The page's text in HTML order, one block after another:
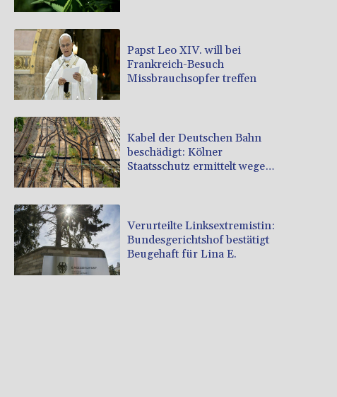
Papst Leo XIV. will bei
Frankreich-Besuch
Missbrauchsopfer treffen
Kabel der Deutschen Bahn
beschädigt: Kölner
Staatsschutz ermittelt wegen
Verurteilte Linksextremistin:
Bundesgerichtshof bestätigt
Beugehaft für Lina E.